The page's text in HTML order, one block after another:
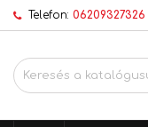
Telefon: 06209327326